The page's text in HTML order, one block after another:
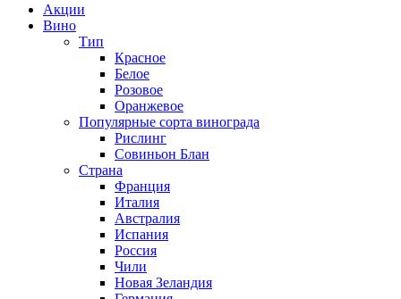
Акции
Вино
Тип
Красное
Белое
Розовое
Оранжевое
Популярные сорта винограда
Рислинг
Совиньон Блан
Страна
Франция
Италия
Австралия
Испания
Россия
Чили
Новая Зеландия